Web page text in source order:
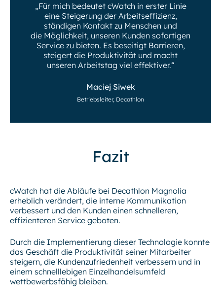
„Für mich bedeutet cWatch in erster Linie
eine Steigerung der Arbeitseffizienz,
ständigen Kontakt zu Menschen und
die Möglichkeit, unseren Kunden sofortigen
Service zu bieten. Es beseitigt Barrieren,
steigert die Produktivität und macht
unseren Arbeitstag viel effektiver.“
Maciej Siwek
Betriebsleiter, Decathlon
Fazit
cWatch hat die Abläufe bei Decathlon Magnolia
erheblich verändert, die interne Kommunikation
verbessert und den Kunden einen schnelleren,
effizienteren Service geboten.
Durch die Implementierung dieser Technologie konnte
das Geschäft die Produktivität seiner Mitarbeiter
steigern, die Kundenzufriedenheit verbessern und in
einem schnelllebigen Einzelhandelsumfeld
wettbewerbsfähig bleiben.